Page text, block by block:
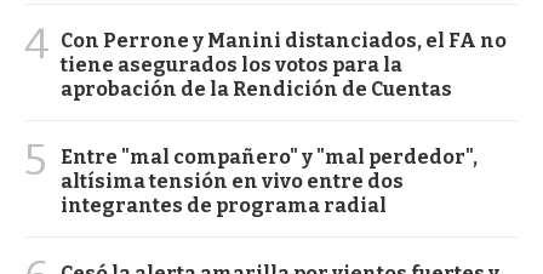
4 Con Perrone y Manini distanciados, el FA no
tiene asegurados los votos para la
aprobación de la Rendición de Cuentas
5
Entre "mal compañero" y "mal perdedor",
altísima tensión en vivo entre dos
integrantes de programa radial